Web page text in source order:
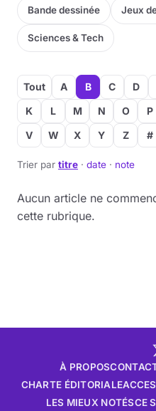
Bande dessinée Jeux
Sciences & Tech
Tout A B C D
K
L M N O P
V
W X Y Z #
Trier par titre · date · note
Aucun article ne
cette rubrique.
À PROPOS
CHARTE ÉDITORIALE
LES MIEUX NOTÉSCE